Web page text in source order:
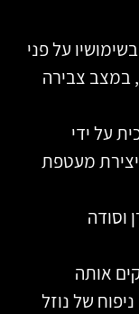
על פני
במצב צבירה
על ידי
מעטפת
וסודה
אותה
של נוזל